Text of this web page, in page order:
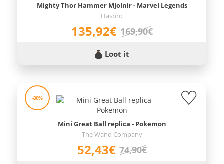
Mighty Thor Hammer Mjolnir - Marvel Legends
Hasbro
135,92€ 169,90€
Loot it
-30%
Mini Great Ball replica - Pokemon
The Wand Company
52,43€ 74,90€